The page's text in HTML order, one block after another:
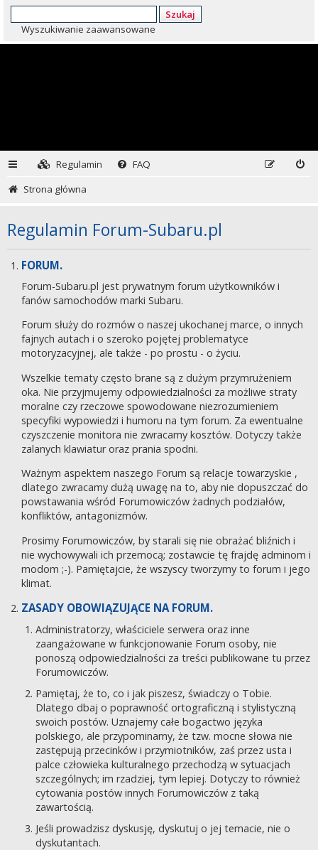
Szukaj
Wyszukiwanie zaawansowane
Regulamin
FAQ
Strona główna
Regulamin Forum-Subaru.pl
FORUM.
Forum-Subaru.pl jest prywatnym forum użytkowników i
fanów samochodów marki Subaru.
Forum służy do rozmów o naszej ukochanej marce, o innych
fajnych autach i o szeroko pojętej problematyce
motoryzacyjnej, ale także - po prostu - o życiu.
Wszelkie tematy często brane są z dużym przymrużeniem
oka. Nie przyjmujemy odpowiedzialności za możliwe straty
moralne czy rzeczowe spowodowane niezrozumieniem
specyfiki wypowiedzi i humoru na tym forum. Za ewentualne
czyszczenie monitora nie zwracamy kosztów. Dotyczy także
zalanych klawiatur oraz prania spodni.
Ważnym aspektem naszego Forum są relacje towarzyskie ,
dlatego zwracamy dużą uwagę na to, aby nie dopuszczać do
powstawania wśród Forumowiczów żadnych podziałów,
konfliktów, antagonizmów.
Prosimy Forumowiczów, by starali się nie obrażać bliźnich i
nie wychowywali ich przemocą; zostawcie tę frajdę adminom i
modom ;-). Pamiętajcie, że wszyscy tworzymy to forum i jego
klimat.
ZASADY OBOWIĄZUJĄCE NA FORUM.
Administratorzy, właściciele serwera oraz inne
zaangażowane w funkcjonowanie Forum osoby, nie
ponoszą odpowiedzialności za treści publikowane tu przez
Forumowiczów.
Pamiętaj, że to, co i jak piszesz, świadczy o Tobie.
Dlatego dbaj o poprawność ortograficzną i stylistyczną
swoich postów. Uznajemy całe bogactwo języka
polskiego, ale przypominamy, że tzw. mocne słowa nie
zastępują przecinków i przymiotników, zaś przez usta i
palce człowieka kulturalnego przechodzą w sytuacjach
szczególnych; im rzadziej, tym lepiej. Dotyczy to również
cytowania postów innych Forumowiczów z taką
zawartością.
Jeśli prowadzisz dyskusję, dyskutuj o jej temacie, nie o
dyskutantach.